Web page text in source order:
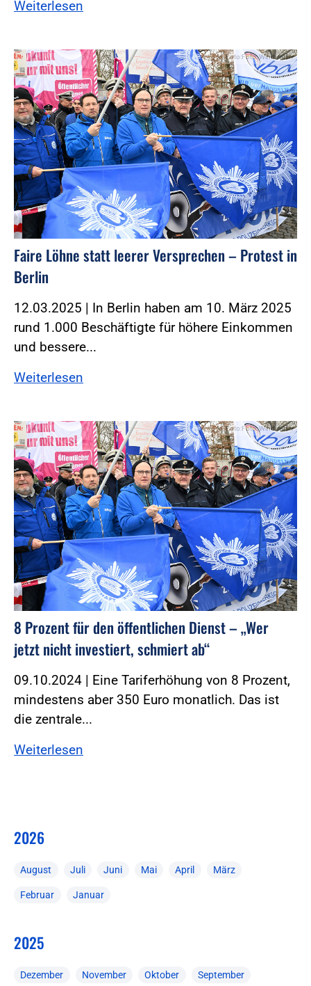
Weiterlesen
Foto:Foto: Windmüller
Faire Löhne statt leerer Versprechen – Protest in
Berlin
12.03.2025 | In Berlin haben am 10. März 2025
rund 1.000 Beschäftigte für höhere Einkommen
und bessere...
Weiterlesen
Foto:Foto: Windmüller
8 Prozent für den öffentlichen Dienst – „Wer
jetzt nicht investiert, schmiert ab“
09.10.2024 | Eine Tariferhöhung von 8 Prozent,
mindestens aber 350 Euro monatlich. Das ist
die zentrale...
Weiterlesen
2026
August Juli Juni Mai April März
Februar Januar
2025
Dezember November Oktober September